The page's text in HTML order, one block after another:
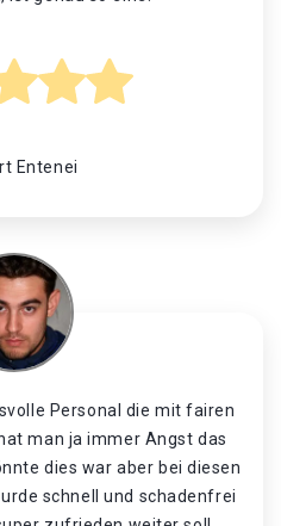
Entenei
Personal die mit fairen
man ja immer Angst das
dies war aber bei diesen
schnell und schadenfrei